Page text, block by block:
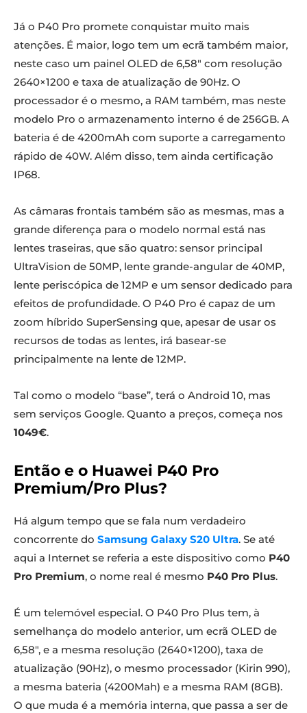
Já o P40 Pro promete conquistar muito mais
atenções. É maior, logo tem um ecrã também maior,
neste caso um painel OLED de 6,58″ com resolução
2640×1200 e taxa de atualização de 90Hz. O
processador é o mesmo, a RAM também, mas neste
modelo Pro o armazenamento interno é de 256GB. A
bateria é de 4200mAh com suporte a carregamento
rápido de 40W. Além disso, tem ainda certificação
IP68.
As câmaras frontais também são as mesmas, mas a
grande diferença para o modelo normal está nas
lentes traseiras, que são quatro: sensor principal
UltraVision de 50MP, lente grande-angular de 40MP,
lente periscópica de 12MP e um sensor dedicado para
efeitos de profundidade. O P40 Pro é capaz de um
zoom híbrido SuperSensing que, apesar de usar os
recursos de todas as lentes, irá basear-se
principalmente na lente de 12MP.
Tal como o modelo “base”, terá o Android 10, mas
sem serviços Google. Quanto a preços, começa nos
1049€.
Então e o Huawei P40 Pro
Premium/Pro Plus?
Há algum tempo que se fala num verdadeiro
concorrente do Samsung Galaxy S20 Ultra. Se até
aqui a Internet se referia a este dispositivo como P40
Pro Premium, o nome real é mesmo P40 Pro Plus.
É um telemóvel especial. O P40 Pro Plus tem, à
semelhança do modelo anterior, um ecrã OLED de
6,58″, e a mesma resolução (2640×1200), taxa de
atualização (90Hz), o mesmo processador (Kirin 990),
a mesma bateria (4200Mah) e a mesma RAM (8GB).
O que muda é a memória interna, que passa a ser de